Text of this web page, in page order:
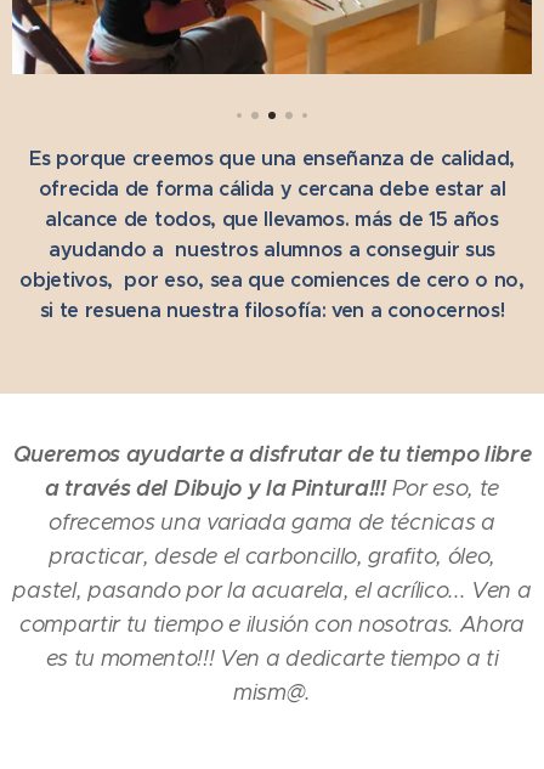
Es porque creemos que una enseñanza de calidad,
ofrecida de forma cálida y cercana debe estar al
alcance de todos, que llevamos. más de 15 años
ayudando a nuestros alumnos a conseguir sus
objetivos, por eso, sea que comiences de cero o no,
si te resuena nuestra filosofía: ven a conocernos!
Queremos ayudarte a disfrutar de tu tiempo libre
a través del Dibujo y la Pintura!!!Por eso, te
ofrecemos una variada gama de técnicas a
practicar, desde el carboncillo, grafito, óleo,
pastel, pasando por la acuarela, el acrílico... Ven a
compartir tu tiempo e ilusión con nosotras. Ahora
es tu momento!!! Ven a dedicarte tiempo a ti
mism@.